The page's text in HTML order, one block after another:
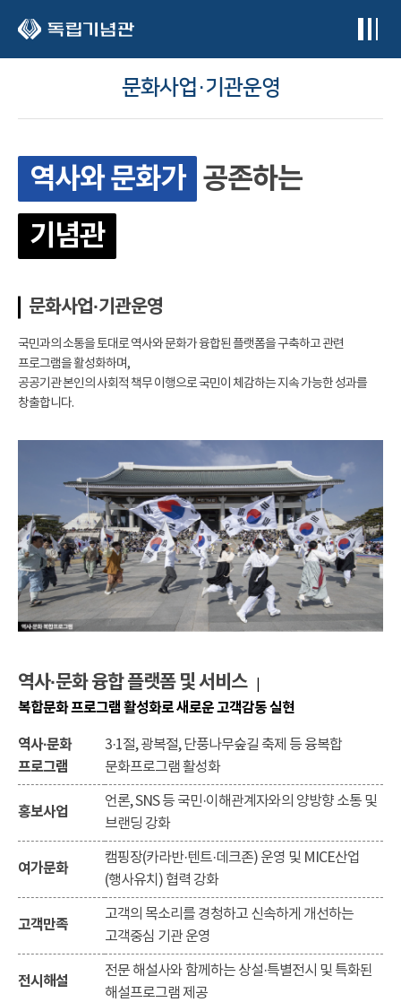
문화사업·기관운영
역사와 문화가 공존하는
기념관
문화사업·기관운영
국민과의 소통을 토대로 역사와 문화가 융합된 플랫폼을 구축하고 관련
프로그램을 활성화하며,
공공기관 본인의 사회적 책무 이행으로 국민이 체감하는 지속 가능한 성과를
창출합니다.
역사·문화 융합 플랫폼 및 서비스
복합문화 프로그램 활성화로 새로운 고객감동 실현
역사·문화
프로그램
3·1절, 광복절, 단풍나무숲길 축제 등 융복합
문화프로그램 활성화
홍보사업
언론, SNS 등 국민·이해관계자와의 양방향 소통 및
브랜딩 강화
여가문화
캠핑장(카라반·텐트·데크존) 운영 및 MICE산업
(행사유치) 협력 강화
고객만족
고객의 목소리를 경청하고 신속하게 개선하는
고객중심 기관 운영
전시해설
전문 해설사와 함께하는 상설·특별전시 및 특화된
해설프로그램 제공